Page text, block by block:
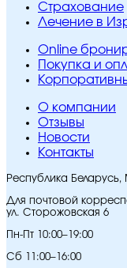
Страхование
Лечение в
Online
Покупка и
O компании
Отзывы
Новости
Контакты
Республика Беларусь,
Для почтовой
ул. Сторожовская 6
Пн-Пт 10:00–19:00
Сб 11:00–16:00